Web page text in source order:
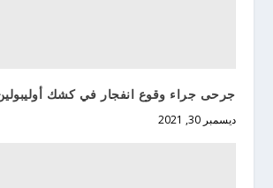
جرحى جراء وقوع انفجار في كشك
ديسمبر 30, 2021